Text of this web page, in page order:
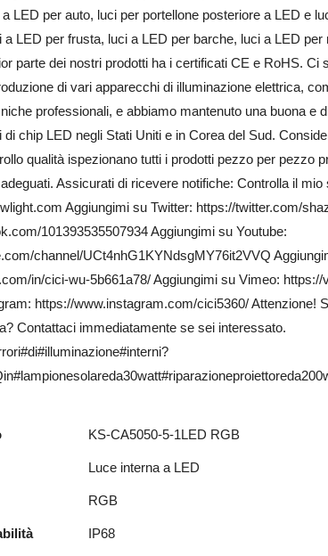
LED per auto, luci per portellone posteriore a LED e
a LED per frusta, luci a LED per barche, luci a LED
parte dei nostri prodotti ha i certificati CE e RoHS. Ci
di vari apparecchi di illuminazione elettrica,
professionali, e abbiamo mantenuto una buona e
di chip LED negli Stati Uniti e in Corea del Sud.
qualità ispezionano tutti i prodotti pezzo per pezzo
Assicurati di ricevere notifiche: Controlla il mio
Aggiungimi su Twitter: https://twitter.com/
101393535507934 Aggiungimi su Youtube:
channel/UCt4nhG1KYNdsgMY76it2VVQ
in/cici-wu-5b661a78/ Aggiungimi su Vimeo:
https://www.instagram.com/cici5360/ Attenzione!
Contattaci immediatamente se sei interessato.
KS-CA5050-5-1LED RGB
Luce interna a LED
RGB
IP68